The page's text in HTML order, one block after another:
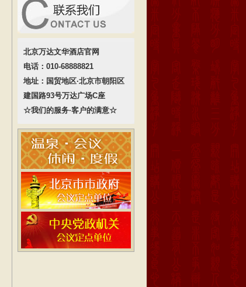
北京万达文华酒店官网
电话：010-68888821
地址：国贸地区·北京市朝阳区
建国路93号万达广场C座
☆我们的服务·客户的满意☆